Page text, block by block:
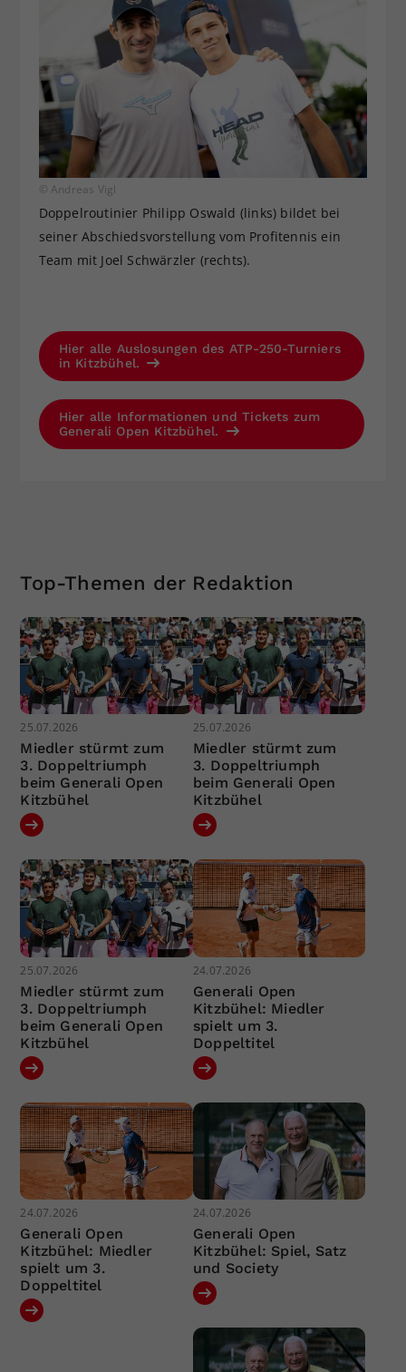
© Andreas Vigl
Doppelroutinier Philipp Oswald (links) bildet bei
seiner Abschiedsvorstellung vom Profitennis ein
Team mit Joel Schwärzler (rechts).
Hier alle Auslosungen des ATP-250-Turniers
in Kitzbühel.
Hier alle Informationen und Tickets zum
Generali Open Kitzbühel.
Top-Themen der Redaktion
25.07.2026
Miedler stürmt zum
3. Doppeltriumph
beim Generali Open
Kitzbühel
25.07.2026
Miedler stürmt zum
3. Doppeltriumph
beim Generali Open
Kitzbühel
25.07.2026
Miedler stürmt zum
3. Doppeltriumph
beim Generali Open
Kitzbühel
24.07.2026
Generali Open
Kitzbühel: Miedler
spielt um 3.
Doppeltitel
24.07.2026
Generali Open
Kitzbühel: Miedler
spielt um 3.
Doppeltitel
24.07.2026
Generali Open
Kitzbühel: Spiel, Satz
und Society